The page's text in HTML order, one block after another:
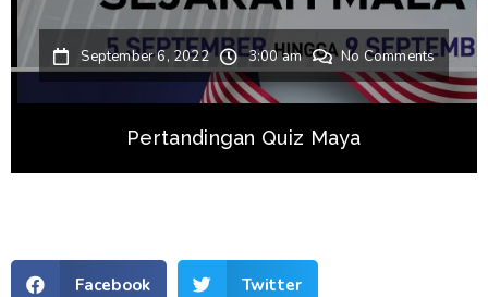
September 6, 2022 3:00 am No Comments
Pertandingan Quiz Maya
Facebook Twitter